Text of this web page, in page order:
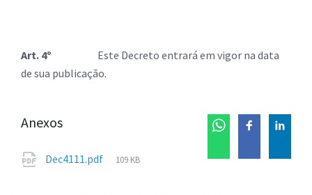
Art. 4º Este Decreto entrará em vigor na data
de sua publicação.
Anexos
Dec4111.pdf
Tamanho
109 KB